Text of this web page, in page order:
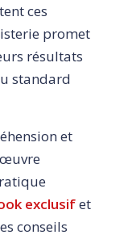
ces
promet
résultats
standard
et
exclusifet
conseils